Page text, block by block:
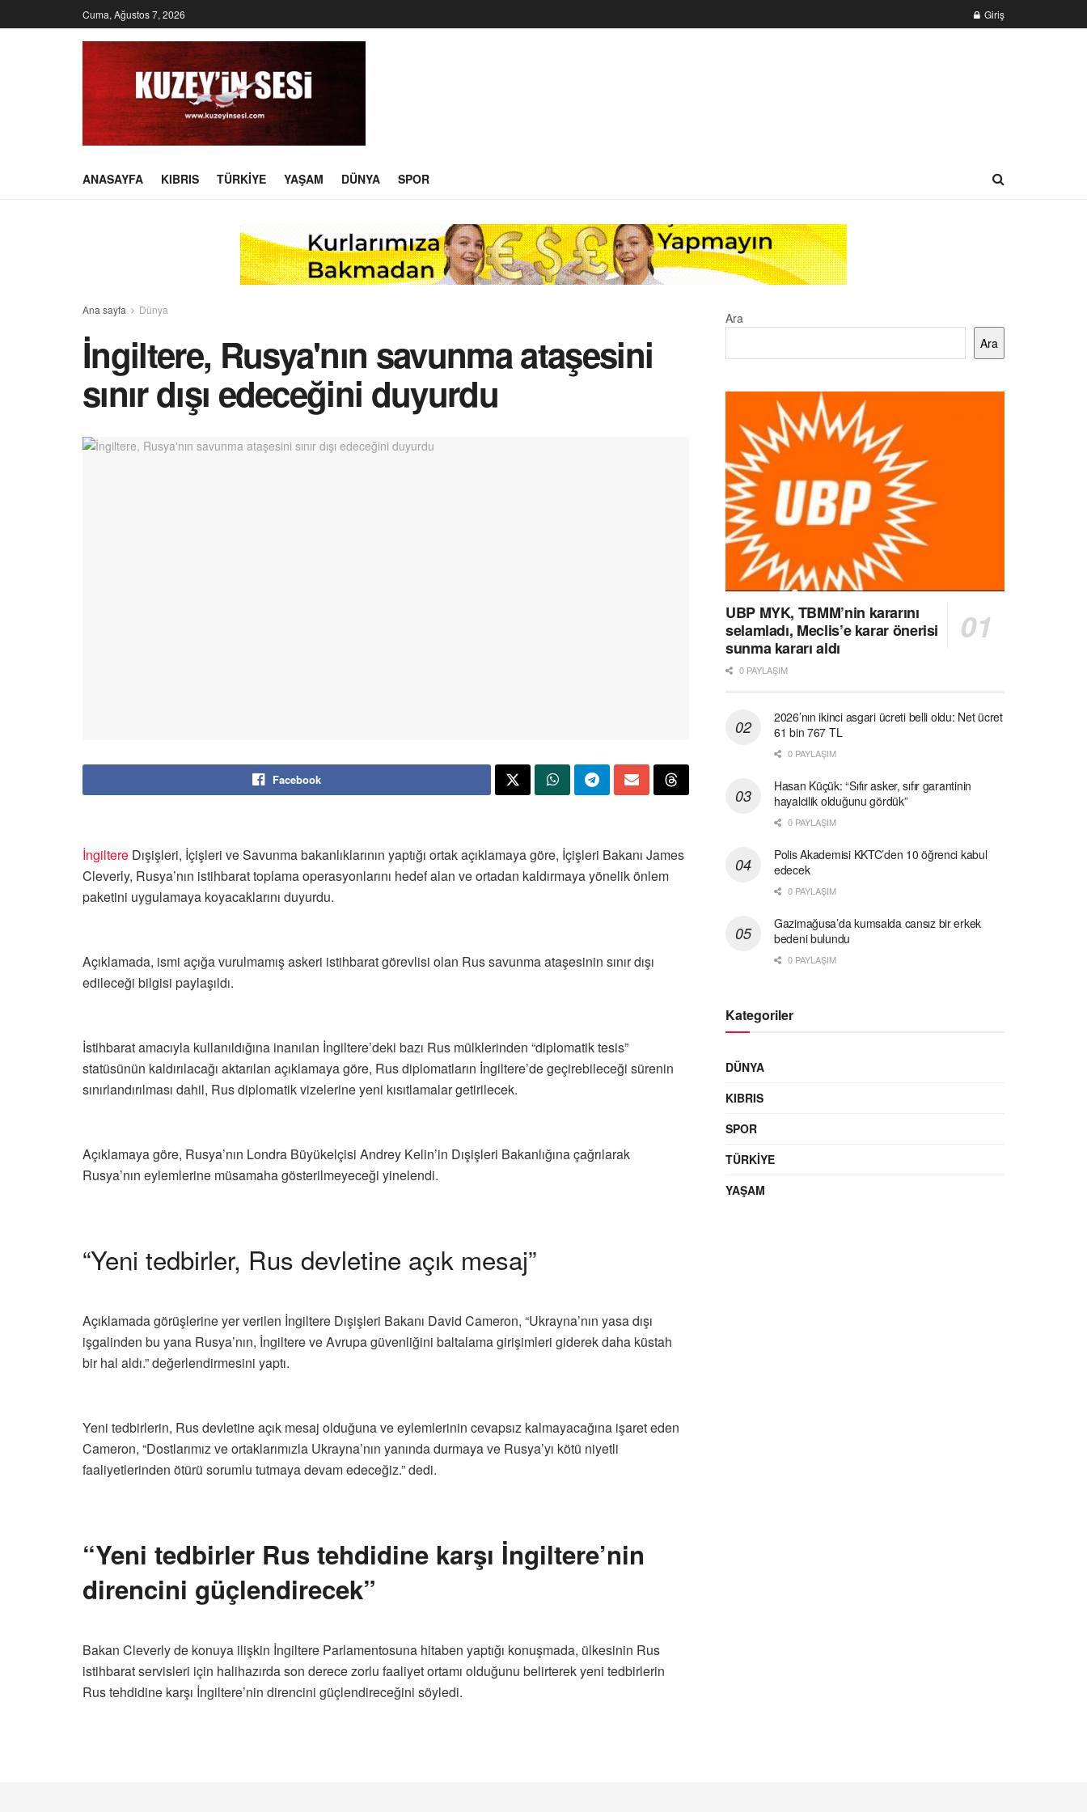
Cuma, Ağustos 7, 2026 Giriş
ANASAYFA KIBRIS TÜRKIYE YAŞAM DÜNYA SPOR
Ana sayfa Dünya
İngiltere, Rusya'nın savunma ataşesini
sınır dışı edeceğini duyurdu
Facebook
İngiltere Dışişleri, İçişleri ve Savunma bakanlıklarının yaptığı ortak açıklamaya göre, İçişleri Bakanı James
Cleverly, Rusya’nın istihbarat toplama operasyonlarını hedef alan ve ortadan kaldırmaya yönelik önlem
paketini uygulamaya koyacaklarını duyurdu.
Açıklamada, ismi açığa vurulmamış askeri istihbarat görevlisi olan Rus savunma ataşesinin sınır dışı
edileceği bilgisi paylaşıldı.
İstihbarat amacıyla kullanıldığına inanılan İngiltere’deki bazı Rus mülklerinden “diplomatik tesis”
statüsünün kaldırılacağı aktarılan açıklamaya göre, Rus diplomatların İngiltere’de geçirebileceği sürenin
sınırlandırılması dahil, Rus diplomatik vizelerine yeni kısıtlamalar getirilecek.
Açıklamaya göre, Rusya’nın Londra Büyükelçisi Andrey Kelin’in Dışişleri Bakanlığına çağrılarak
Rusya’nın eylemlerine müsamaha gösterilmeyeceği yinelendi.
“Yeni tedbirler, Rus devletine açık mesaj”
Açıklamada görüşlerine yer verilen İngiltere Dışişleri Bakanı David Cameron, “Ukrayna’nın yasa dışı
işgalinden bu yana Rusya’nın, İngiltere ve Avrupa güvenliğini baltalama girişimleri giderek daha küstah
bir hal aldı.” değerlendirmesini yaptı.
Yeni tedbirlerin, Rus devletine açık mesaj olduğuna ve eylemlerinin cevapsız kalmayacağına işaret eden
Cameron, “Dostlarımız ve ortaklarımızla Ukrayna’nın yanında durmaya ve Rusya’yı kötü niyetli
faaliyetlerinden ötürü sorumlu tutmaya devam edeceğiz.” dedi.
“Yeni tedbirler Rus tehdidine karşı İngiltere’nin
direncini güçlendirecek”
Bakan Cleverly de konuya ilişkin İngiltere Parlamentosuna hitaben yaptığı konuşmada, ülkesinin Rus
istihbarat servisleri için halihazırda son derece zorlu faaliyet ortamı olduğunu belirterek yeni tedbirlerin
Rus tehdidine karşı İngiltere’nin direncini güçlendireceğini söyledi.
Ara
Ara
UBP MYK, TBMM’nin kararını
selamladı, Meclis’e karar önerisi
sunma kararı aldı
0 PAYLAŞIM
2026’nın ikinci asgari ücreti belli oldu: Net ücret
61 bin 767 TL
0 PAYLAŞIM
Hasan Küçük: “Sıfır asker, sıfır garantinin
hayalcilik olduğunu gördük”
0 PAYLAŞIM
Polis Akademisi KKTC’den 10 öğrenci kabul
edecek
0 PAYLAŞIM
Gazimağusa’da kumsalda cansız bir erkek
bedeni bulundu
0 PAYLAŞIM
Kategoriler
DÜNYA
KIBRIS
SPOR
TÜRKIYE
YAŞAM